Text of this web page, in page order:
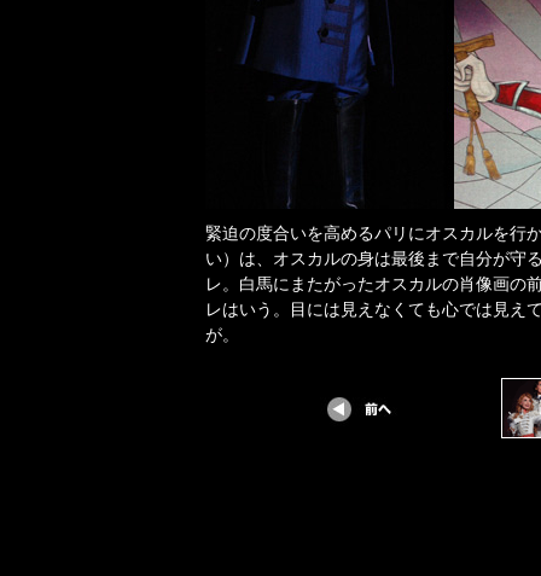
緊迫の度合いを高めるパリにオスカルを行
い）は、オスカルの身は最後まで自分が守
レ。白馬にまたがったオスカルの肖像画
レはいう。目には見えなくても心では見え
が。